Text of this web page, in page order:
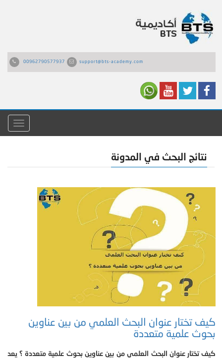
00962790577937 support@bts-academy.com
القائمة
نتائج البحث في المدونة
كيف تختار عنوان البحث العلمي من بين عناوين
بحوث علمية متعددة
كيف تختار عنوان البحث العلمي من بين عناوين بحوث علمية متعددة ؟ يعد